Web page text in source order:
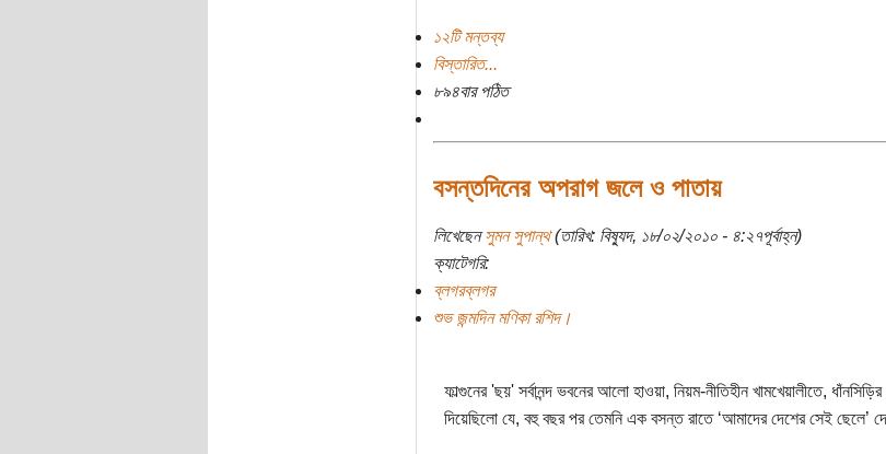
১২টি মন্তব্য
বিস্তারিত...
৮৯৪বার পঠিত
বসন্তদিনের অপরাগ জলে ও পাতায়
লিখেছেনসুমন সুপান্থ(তারিখ: বিষ্যুদ, ১৮/০২/২০১০ - ৪:২৭পূর্বাহ্ন)
ক্যাটেগরি:
ব্লগরব্লগর
শুভ জন্মদিন মণিকা রশিদ।
ফাল্গুনের 'ছয়' সর্বানন্দ ভবনের আলো হাওয়া, নিয়ম-নীতিহীন খামখেয়ালীতে,
দিয়েছিলো যে, বহু বছর পর তেমনি এক বসন্ত রাতে ‘আমাদের দেশের সেই ছেলে’